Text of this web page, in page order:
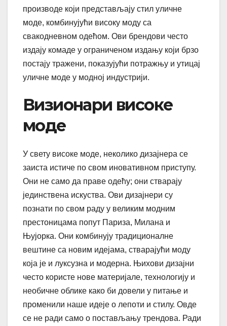
производе који представљају стил уличне
моде, комбинујући високу моду са
свакодневном одећом. Ови брендови често
издају комаде у ограниченом издању који брзо
постају тражени, показујући потражњу и утицај
уличне моде у модној индустрији.
Визионари високе
моде
У свету високе моде, неколико дизајнера се
заиста истиче по свом иновативном приступу.
Они не само да праве одећу; они стварају
јединствена искуства. Ови дизајнери су
познати по свом раду у великим модним
престоницама попут Париза, Милана и
Њујорка. Они комбинују традиционалне
вештине са новим идејама, стварајући моду
која је и луксузна и модерна. Њихови дизајни
често користе нове материјале, технологију и
необичне облике како би довели у питање и
променили наше идеје о лепоти и стилу. Овде
се не ради само о постављању трендова. Ради